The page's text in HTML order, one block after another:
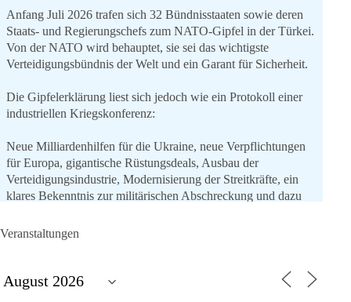
Anfang Juli 2026 trafen sich 32 Bündnisstaaten sowie deren
Staats- und Regierungschefs zum NATO-Gipfel in der Türkei.
Von der NATO wird behauptet, sie sei das wichtigste
Verteidigungsbündnis der Welt und ein Garant für Sicherheit.
Die Gipfelerklärung liest sich jedoch wie ein Protokoll einer
industriellen Kriegskonferenz:
Neue Milliardenhilfen für die Ukraine, neue Verpflichtungen
für Europa, gigantische Rüstungsdeals, Ausbau der
Verteidigungsindustrie, Modernisierung der Streitkräfte, ein
klares Bekenntnis zur militärischen Abschreckung und dazu
Veranstaltungen